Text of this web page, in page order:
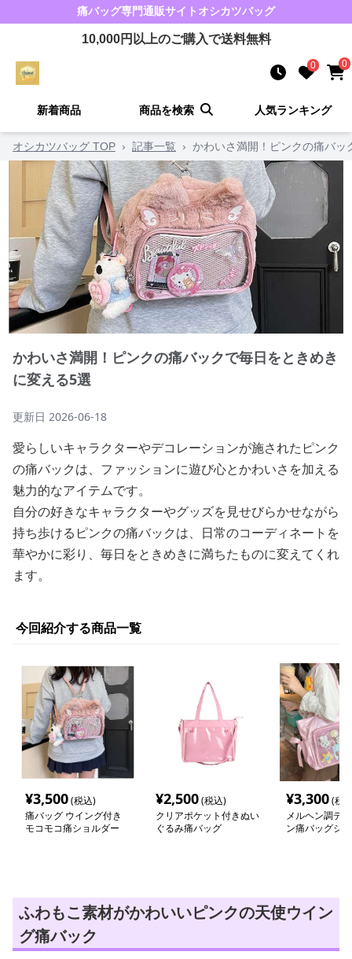
痛バッグ専門通販サイト オシカツバッグ
10,000円以上のご購入で送料無料
0 0
新着商品 商品を検索 人気ランキング
オシカツバッグ TOP › 記事一覧 › かわいさ満開！ピンクの痛バ
かわいさ満開！ピンクの痛バックで毎日をときめき
に変える5選
更新日 2026-06-18
愛らしいキャラクターやデコレーションが施されたピンク
の痛バックは、ファッションに遊び心とかわいさを加える
魅力的なアイテムです。
自分の好きなキャラクターやグッズを見せびらかせながら
持ち歩けるピンクの痛バックは、日常のコーディネートを
華やかに彩り、毎日をときめきに満ちたものに変えてくれ
ます。
今回紹介する商品一覧
¥3,500(税込)
痛バッグ ウイング付き
モコモコ痛ショルダー
¥2,500(税込)
クリアポケット付きぬい
ぐるみ痛バッグ
¥3,300(税
メルヘン調デ
ン痛バッグシ
ふわもこ素材がかわいいピンクの天使ウイン
グ痛バック